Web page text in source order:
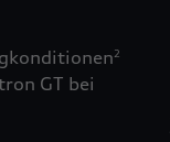
2
GT bei